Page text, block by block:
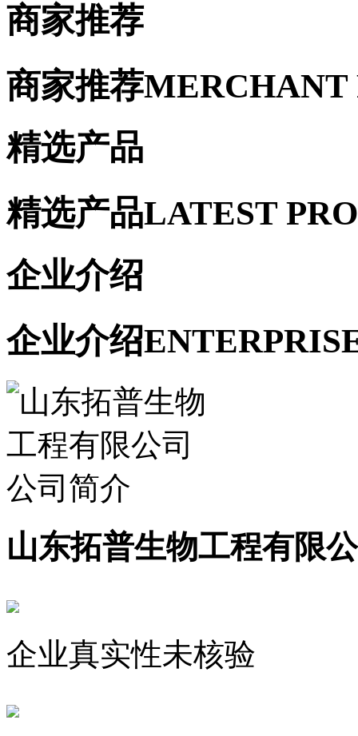
商家推荐
商家推荐
精选产品
精选产品LATEST
企业介绍
企业介绍
山东拓普生物工程有限
企业真实性未核验